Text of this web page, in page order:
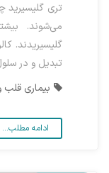
تری
می‌شوند.
گلیسیریدند.
تبدیل و در
بیماری قلب
ادامه مطلب...